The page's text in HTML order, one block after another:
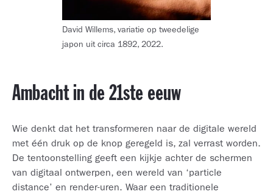
David Willems, variatie op tweedelige
japon uit circa 1892, 2022.
Ambacht in de 21ste eeuw
Wie denkt dat het transformeren naar de digitale wereld
met één druk op de knop geregeld is, zal verrast worden.
De tentoonstelling geeft een kijkje achter de schermen
van digitaal ontwerpen, een wereld van ‘particle
distance’ en render-uren. Waar een traditionele